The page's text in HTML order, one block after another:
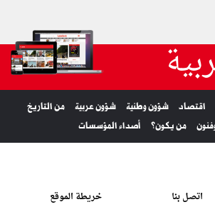
اقتصاد شؤون وطنية شؤون عربية
من التاريخ
من يكون؟ أصداء المؤسسات
اتصل بنا خريطة الموقع